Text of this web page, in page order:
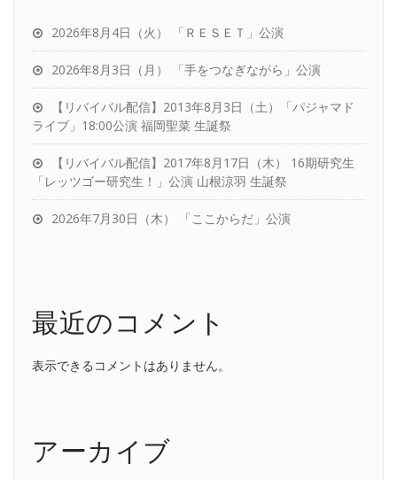
2026年8月4日（火） 「ＲＥＳＥＴ」公演
2026年8月3日（月） 「手をつなぎながら」公演
【リバイバル配信】2013年8月3日（土）「パジャマド
ライブ」18:00公演 福岡聖菜 生誕祭
【リバイバル配信】2017年8月17日（木） 16期研究生
「レッツゴー研究生！」公演 山根涼羽 生誕祭
2026年7月30日（木） 「ここからだ」公演
最近のコメント
表示できるコメントはありません。
アーカイブ